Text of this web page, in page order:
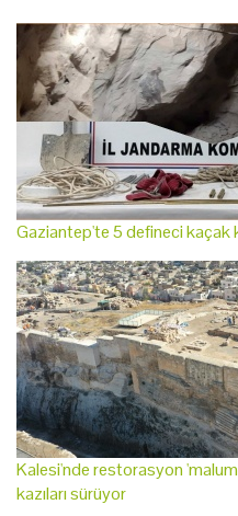
Gaziantep'te 5 defineci kaçak
Kalesi'nde restorasyon
kazıları sürüyor